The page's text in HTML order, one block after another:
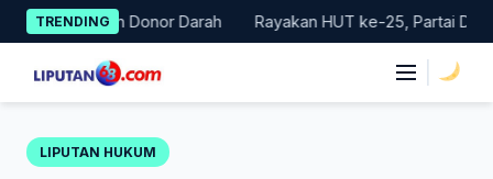
Skip
to
content
TRENDINGDonor Darah Rayakan HUT ke-25, Partai Demokrat
LIPUTAN HUKUM